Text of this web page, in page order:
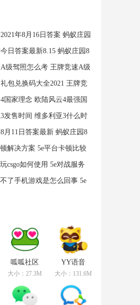
攻
年8月16日答案 蚂蚁庄园
新
日答案最新8.15 蚂蚁庄园8
新级驾照怎么考 王牌竞速A级
包兑换码大全2021 王牌竞
国家理念 欧陆风云4最强国
发售时间 维多利亚3什么时
月11日答案最新 蚂蚁庄园8
新解决方案 5e平台卡顿比较
csgo如何使用 5e对战服务
了手机游戏是怎么回事 5e
呱呱社区
v2.0.0808官
大小：27.3M
YY语音
v8.72.0.1官
大小：131.6M